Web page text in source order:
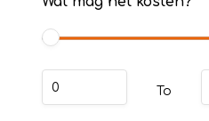
To